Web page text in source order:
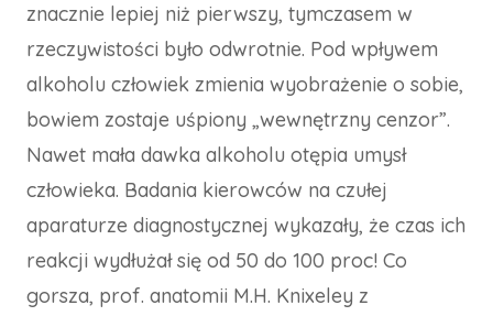
znacznie lepiej niż pierwszy, tymczasem w
rzeczywistości było odwrotnie. Pod wpływem
alkoholu człowiek zmienia wyobrażenie o sobie,
bowiem zostaje uśpiony „wewnętrzny cenzor”.
Nawet mała dawka alkoholu otępia umysł
człowieka. Badania kierowców na czułej
aparaturze diagnostycznej wykazały, że czas ich
reakcji wydłużał się od 50 do 100 proc! Co
gorsza, prof. anatomii M.H. Knixeley z